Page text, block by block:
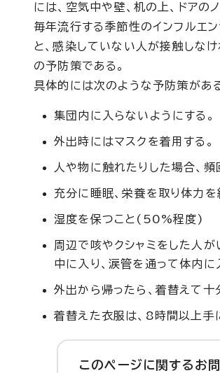
には、空気中や壁、机の上、ドア
毎年流行する季節性のインフルエ
と、感染していない人が接触しな
の予防策である。
具体的には次のような予防策がある
集団内に入らないようにする。
外出時にはマスクを着用する。
人や物に触れたりした場合、頻
充分に睡眠、栄養を取り体力を
湿度を保つこと(50%程度)
周辺で咳やクシャミをした人
中に入り、涙管を通って体内に
外出から帰ったら、着替えて十
着替えた衣服は、8時間以上
このページに関する お